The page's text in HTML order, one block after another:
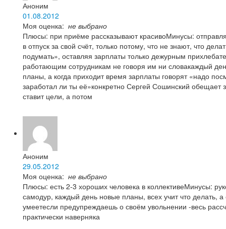
Аноним
01.08.2012
Моя оценка: не выбрано
Плюсы: при приёме рассказывают красивоМинусы:
в отпуск за свой счёт, только потому, что не знают, что
подумать», оставляя зарплаты только дежурным
работающим сотрудникам не говоря им ни словакаждый
планы, а когда приходит время зарплаты говорят «надо
заработал ли ты её»конкретно Сергей Сошинский обещает
ставит цели, а потом
Аноним
29.05.2012
Моя оценка: не выбрано
Плюсы: есть 2-3 хороших человека в коллективеМинусы:
самодур, каждый день новые планы, всех учит что делать,
умеетесли предупреждаешь о своём увольнении -весь
практически наверняка